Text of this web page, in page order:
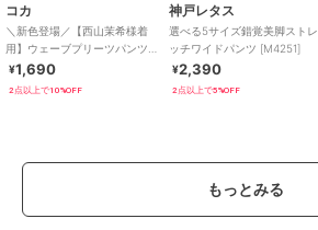
コカ
＼新色登場／【西山茉希様着
用】ウェーブプリーツパンツ
全12色 / セルフカット可能
¥1,690
2点以上で10%OFF
神戸レタス
選べる5サイズ錯覚美脚ストレ
ッチワイドパンツ [M4251]
¥2,390
2点以上で5%OFF
もっとみる